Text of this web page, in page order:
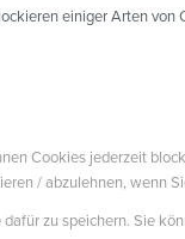
einiger Arten
Cookies jederzeit
/ abzulehnen, wenn
zu speichern. Sie